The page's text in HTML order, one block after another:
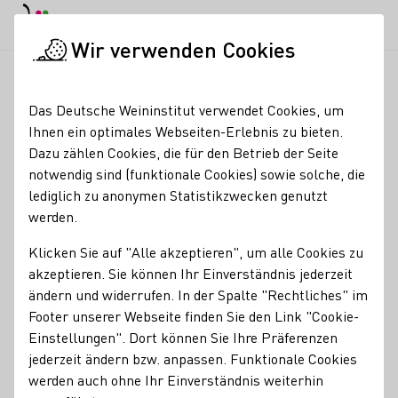
Schlemmerwanderung
in Mehring
Registrierung erforderlich
Sektempfang an der Römischen Villa Rustika - Wanderung
durch unsere Weinlagen - Snackbuffet und 6 verschiedene
Weine zwischendurch - Kaffee und selbstgebackenen
Kuchen im Weingut
Sie werden an der Römischen Villa Rustika in Mehring mit
Sekt empfangen und erhalten Informationen zur
Wir verwenden Cookies
Das Deutsche Weininstitut verwendet Cookies, um
Ihnen ein optimales Webseiten-Erlebnis zu bieten.
Dazu zählen Cookies, die für den Betrieb der Seite
notwendig sind (funktionale Cookies) sowie solche, die
lediglich zu anonymen Statistikzwecken genutzt
werden.
Klicken Sie auf "Alle akzeptieren", um alle Cookies zu
akzeptieren. Sie können Ihr Einverständnis jederzeit
ändern und widerrufen. In der Spalte "Rechtliches" im
Footer unserer Webseite finden Sie den Link "Cookie-
Einstellungen". Dort können Sie Ihre Präferenzen
jederzeit ändern bzw. anpassen. Funktionale Cookies
werden auch ohne Ihr Einverständnis weiterhin